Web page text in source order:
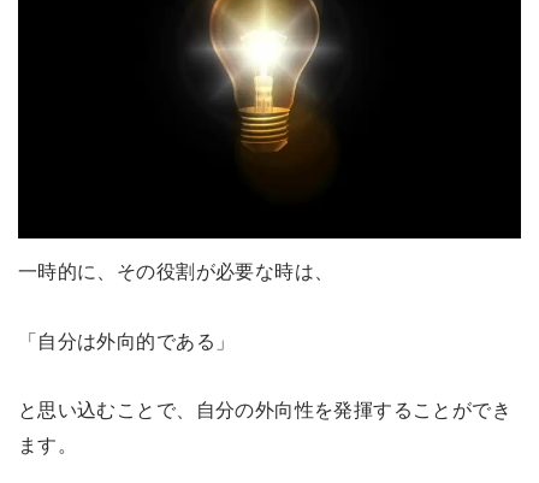
一時的に、その役割が必要な時は、
「自分は外向的である」
と思い込むことで、自分の外向性を発揮することができ
ます。